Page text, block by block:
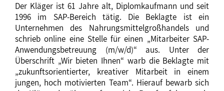
Der Kläger ist 61 Jahre alt, Diplomkaufmann und seit
1996 im SAP-Bereich tätig. Die Beklagte ist ein
Unternehmen des Nahrungsmittelgroßhandels und
schrieb online eine Stelle für einen „Mitarbeiter SAP-
Anwendungsbetreuung (m/w/d)“ aus. Unter der
Überschrift „Wir bieten Ihnen“ warb die Beklagte mit
„zukunftsorientierter, kreativer Mitarbeit in einem
jungen, hoch motivierten Team“. Hierauf bewarb sich